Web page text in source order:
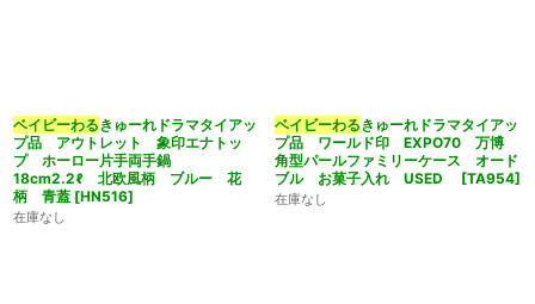
ベイビーわるきゅーれドラマタイアッ
プ品 アウトレット 象印エナトッ
プ ホーロー片手両手鍋
18cm2.2ℓ 北欧風柄 ブルー 花
柄 青蓋 [HN516]
在庫なし
ベイビーわるきゅーれドラマタイアッ
プ品 ワールド印 EXPO70 万博
角型パールファミリーケース オード
ブル お菓子入れ USED
[TA954]
在庫なし